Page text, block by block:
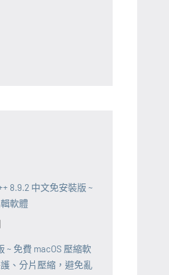
8.9.2 中文免安裝版 ~
軟體
~ 免費 macOS 壓縮軟
、分片壓縮，避免亂